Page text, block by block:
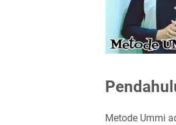
Metode Ummi